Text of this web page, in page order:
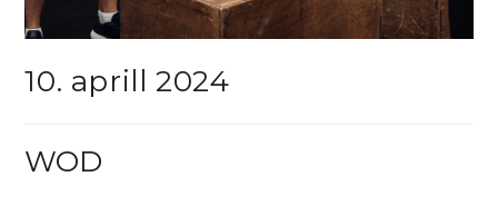
10. aprill 2024
WOD